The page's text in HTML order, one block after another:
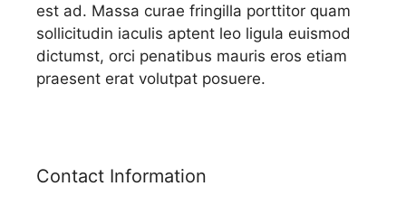
est ad. Massa curae fringilla porttitor quam
sollicitudin iaculis aptent leo ligula euismod
dictumst, orci penatibus mauris eros etiam
praesent erat volutpat posuere.
Contact Information